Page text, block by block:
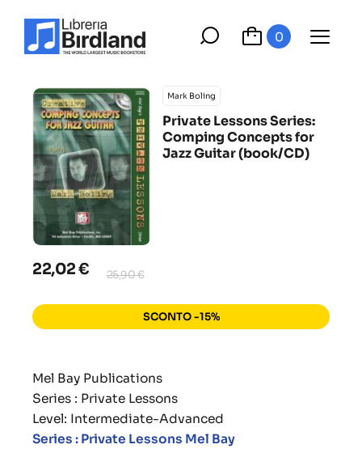
0
Mark Boling
Private Lessons Series:
Comping Concepts for
Jazz Guitar (book/CD)
22,02 € 25,90 €
SCONTO -15%
Mel Bay Publications
Series : Private Lessons
Level: Intermediate-Advanced
Series : Private Lessons Mel Bay